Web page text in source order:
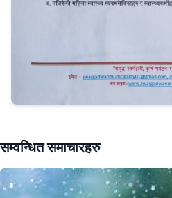
सम्वन्धित समाचारहरु